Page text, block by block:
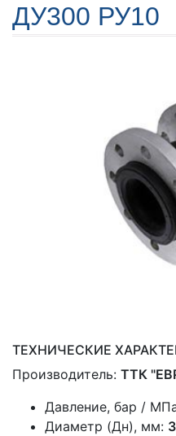
ДУ300 РУ10
ТЕХНИЧЕСКИЕ
Производитель: ТТК
Давление, бар /
Диаметр (Дн), мм: